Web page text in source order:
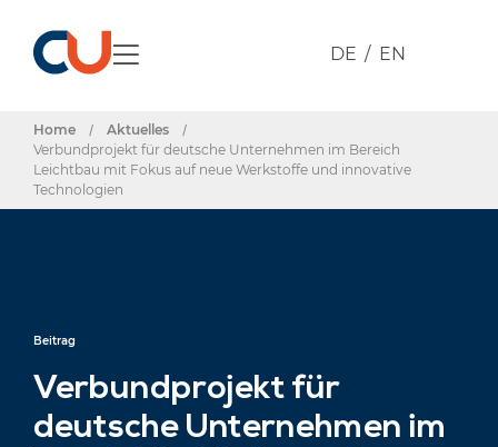
DE EN
Home / Aktuelles
/
Verbundprojekt für deutsche Unternehmen im Bereich
Leichtbau mit Fokus auf neue Werkstoffe und innovative
Technologien
Beitrag
Verbundprojekt für
deutsche Unternehmen im